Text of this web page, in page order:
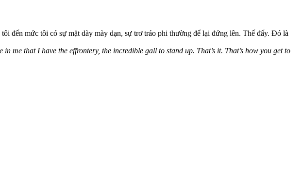
đến mức tôi có sự mặt dày mày dạn, sự trơ tráo phi thường để lại đứng lên. Thế đấy. Đó là
me that I have the effrontery, the incredible gall to stand up. That’s it. That’s how you get to